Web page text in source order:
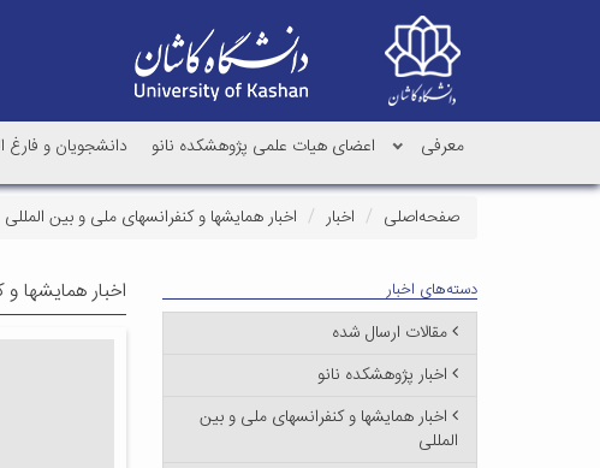
معرفی اعضای هیات علمی پژوهشکده نانو دانشجویان و فارغ
صفحه‌اصلی اخبار اخبار همایشها و کنفرانسهای ملی و بین المللی
اخبار همایشها دسته‌های اخبار
مقالات ارسال شده
اخبار پژوهشکده نانو
اخبار همایشها و کنفرانسهای ملی و بین
المللی